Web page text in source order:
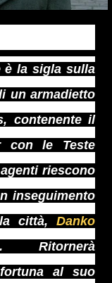
è la sigla sulla
un armadietto
contenente il
con le Teste
riescono
inseguimento
città, Danko
Ritornerà
al suo